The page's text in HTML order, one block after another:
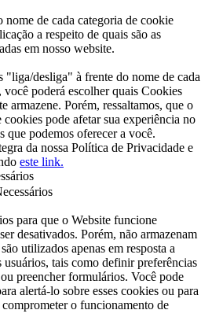
nome de cada categoria de cookie
a respeito de quais são as
em nosso website.
"liga/desliga" à frente do nome de cada
poderá escolher quais Cookies
armazene. Porém, ressaltamos, que o
pode afetar sua experiência no
que podemos oferecer a você.
da nossa Política de Privacidade e
este link.
para que o Website funcione
desativados. Porém, não armazenam
utilizados apenas em resposta a
usuários, tais como definir preferências
preencher formulários. Você pode
alertá-lo sobre esses cookies ou para
o funcionamento de